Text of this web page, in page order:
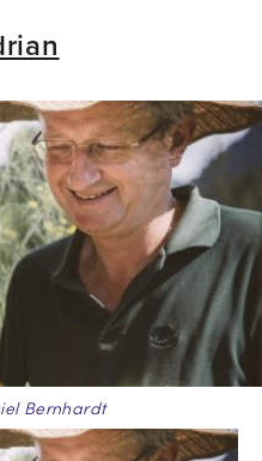
Bernhardt